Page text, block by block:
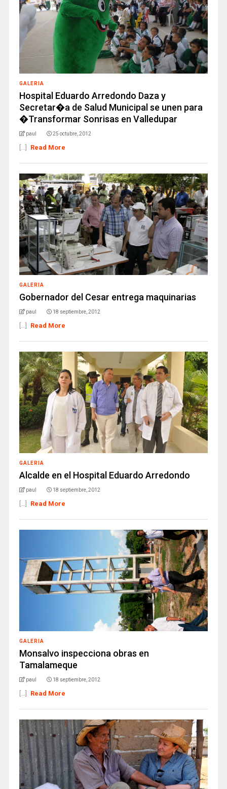
GALERIA
Hospital Eduardo Arredondo Daza y
Secretar�a de Salud Municipal se unen para
�Transformar Sonrisas en Valledupar
paul 25 octubre, 2012
[...] Read More
GALERIA
Gobernador del Cesar entrega maquinarias
paul 18 septiembre, 2012
[...] Read More
GALERIA
Alcalde en el Hospital Eduardo Arredondo
paul 18 septiembre, 2012
[...] Read More
GALERIA
Monsalvo inspecciona obras en
Tamalameque
paul 18 septiembre, 2012
[...] Read More